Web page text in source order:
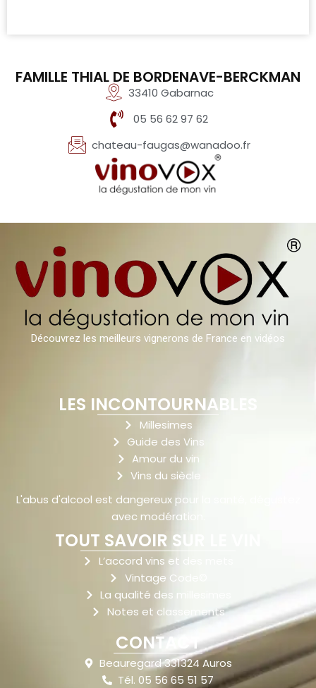
FAMILLE THIAL DE BORDENAVE-BERCKMAN
33410 Gabarnac
05 56 62 97 62
chateau-faugas@wanadoo.fr
Découvrez les meilleurs vignerons de France en vidéos
LES INCONTOURNABLES
Millesimes
Guide des Vins
Amour du vin
Vins du siècle
L'abus d'alcool est dangereux pour la santé, dégustez
avec modération.
TOUT SAVOIR SUR LE VIN
L’accord vins et des mets
Vintage Code©
La qualité des millesimes
Notes et classements
CONTACT
Beauregard 331324 Auros
Tél. 05 56 65 51 57